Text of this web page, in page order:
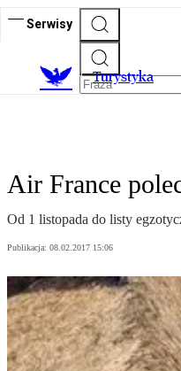
Serwisy
Turystyka
Air France
Od 1 listopada do listy
Publikacja: 08.02.2017 15:06